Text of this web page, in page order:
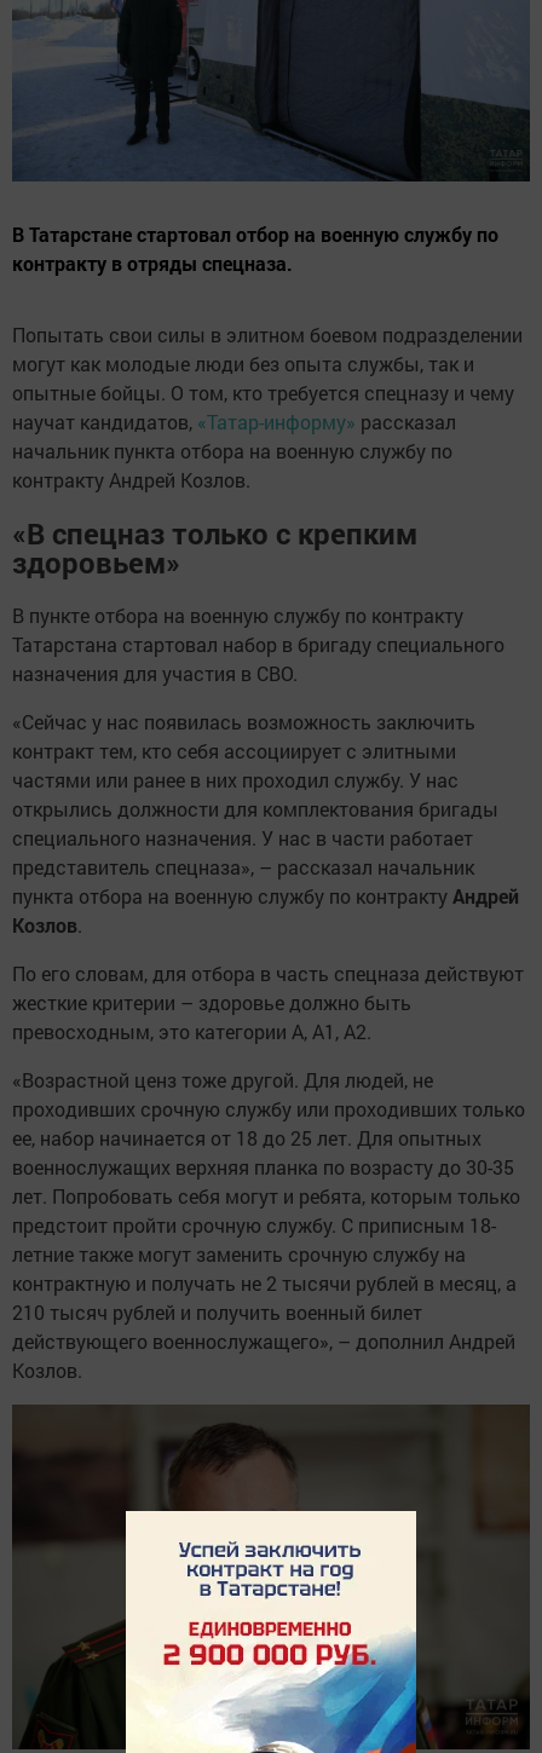
В Татарстане стартовал отбор на военную службу по
контракту в отряды спецназа.
Попытать свои силы в элитном боевом подразделении
могут как молодые люди без опыта службы, так и
опытные бойцы. О том, кто требуется спецназу и чему
научат кандидатов, «Татар-информу» рассказал
начальник пункта отбора на военную службу по
контракту Андрей Козлов.
«В спецназ только с крепким
здоровьем»
В пункте отбора на военную службу по контракту
Татарстана стартовал набор в бригаду специального
назначения для участия в СВО.
«Сейчас у нас появилась возможность заключить
контракт тем, кто себя ассоциирует с элитными
частями или ранее в них проходил службу. У нас
открылись должности для комплектования бригады
специального назначения. У нас в части работает
представитель спецназа», – рассказал начальник
пункта отбора на военную службу по контрактуАндрей
Козлов.
По его словам, для отбора в часть спецназа действуют
жесткие критерии – здоровье должно быть
превосходным, это категории А, А1, А2.
«Возрастной ценз тоже другой. Для людей, не
проходивших срочную службу или проходивших только
ее, набор начинается от 18 до 25 лет. Для опытных
военнослужащих верхняя планка по возрасту до 30-35
лет. Попробовать себя могут и ребята, которым только
предстоит пройти срочную службу. С приписным 18-
летние также могут заменить срочную службу на
контрактную и получать не 2 тысячи рублей в месяц, а
210 тысяч рублей и получить военный билет
действующего военнослужащего», – дополнил Андрей
Козлов.